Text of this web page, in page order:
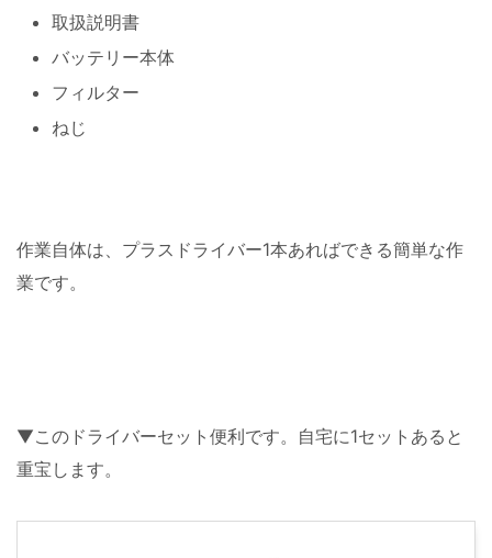
取扱説明書
バッテリー本体
フィルター
ねじ
作業自体は、プラスドライバー1本あればできる簡単な作
業です。
▼このドライバーセット便利です。自宅に1セットあると
重宝します。